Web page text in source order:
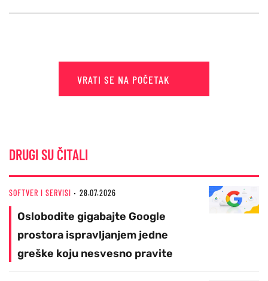
VRATI SE NA POČETAK
DRUGI SU ČITALI
SOFTVER I SERVISI 28.07.2026
Oslobodite gigabajte Google
prostora ispravljanjem jedne
greške koju nesvesno pravite